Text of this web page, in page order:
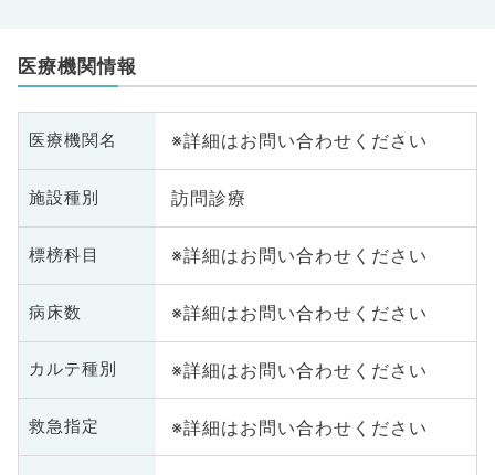
医療機関情報
医療機関名 ※詳細はお問い合わせください
施設種別 訪問診療
標榜科目 ※詳細はお問い合わせください
病床数 ※詳細はお問い合わせください
カルテ種別 ※詳細はお問い合わせください
救急指定 ※詳細はお問い合わせください